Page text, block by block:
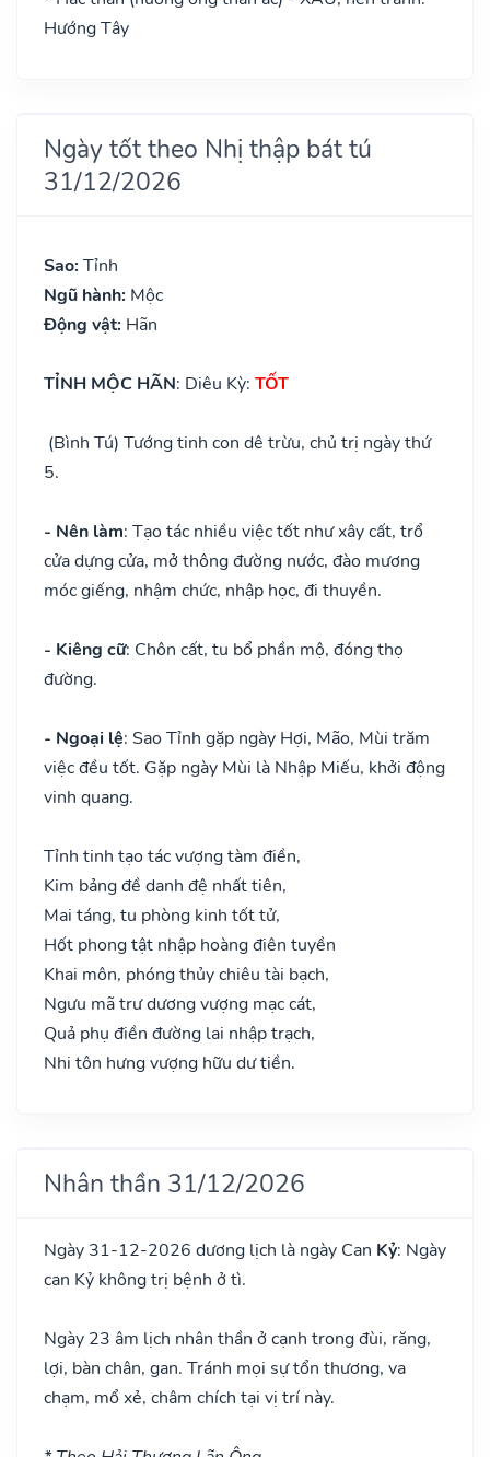
Hướng Tây
Ngày tốt theo Nhị thập bát tú
31/12/2026
Sao: Tỉnh
Ngũ hành: Mộc
Động vật: Hãn
TỈNH MỘC HÃN: Diêu Kỳ: TỐT
(Bình Tú) Tướng tinh con dê trừu, chủ trị ngày thứ
5.
- Nên làm: Tạo tác nhiều việc tốt như xây cất, trổ
cửa dựng cửa, mở thông đường nước, đào mương
móc giếng, nhậm chức, nhập học, đi thuyền.
- Kiêng cữ: Chôn cất, tu bổ phần mộ, đóng thọ
đường.
- Ngoại lệ: Sao Tỉnh gặp ngày Hợi, Mão, Mùi trăm
việc đều tốt. Gặp ngày Mùi là Nhập Miếu, khởi động
vinh quang.
Tỉnh tinh tạo tác vượng tàm điền,
Kim bảng đề danh đệ nhất tiên,
Mai táng, tu phòng kinh tốt tử,
Hốt phong tật nhập hoàng điên tuyền
Khai môn, phóng thủy chiêu tài bạch,
Ngưu mã trư dương vượng mạc cát,
Quả phụ điền đường lai nhập trạch,
Nhi tôn hưng vượng hữu dư tiền.
Nhân thần 31/12/2026
Ngày 31-12-2026 dương lịch là ngày Can Kỷ: Ngày
can Kỷ không trị bệnh ở tì.
Ngày 23 âm lịch nhân thần ở cạnh trong đùi, răng,
lợi, bàn chân, gan. Tránh mọi sự tổn thương, va
chạm, mổ xẻ, châm chích tại vị trí này.